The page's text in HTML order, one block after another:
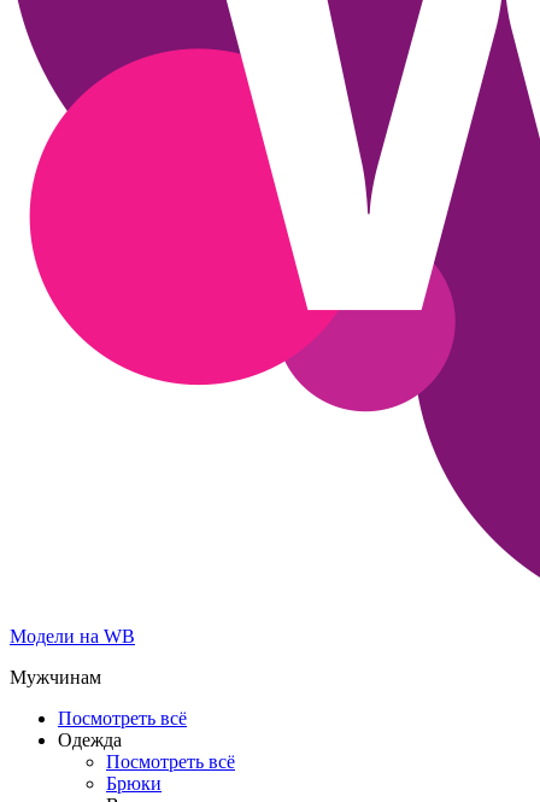
Модели на WB
Мужчинам
Посмотреть всё
Одежда
Посмотреть всё
Брюки